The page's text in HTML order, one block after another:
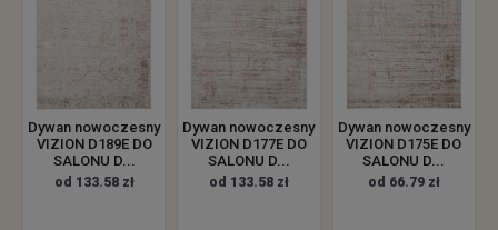
Dywan nowoczesny
VIZION D189E DO
SALONU D...
od 133.58 zł
Dywan nowoczesny
VIZION D177E DO
SALONU D...
od 133.58 zł
Dywan nowoczesny
VIZION D175E DO
SALONU D...
od 66.79 zł